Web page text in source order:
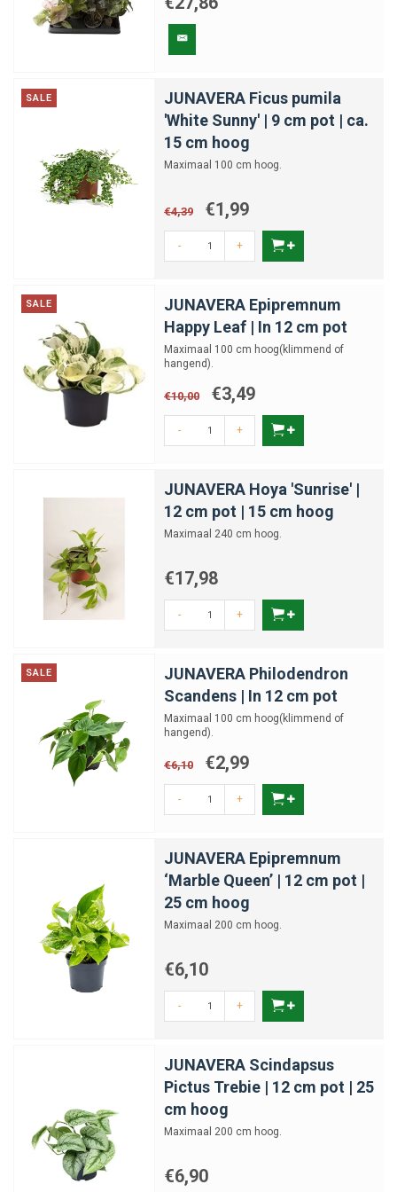
Wat is een klimplant als kamerplant?
Hebben alle klimplanten ondersteuning
Welke klimplanten zijn geschikt voor
beginners?
Hoe vaak moet ik een klimplant water geven?
Kunnen klimplanten tegen direct zonlicht?
Moet ik een klimplant snoeien?
Zijn klimplanten geschikt voor kleine
Hebben klimplanten extra voeding nodig?
SALE
JUNAVERA Ficus pumila
'White Sunny' | 9 cm pot | ca.
15 cm hoog
Maximaal 100 cm hoog.
€4,39 €1,99
- +
SALE
JUNAVERA Epipremnum
Happy Leaf | In 12 cm pot
Maximaal 100 cm hoog(klimmend of
hangend).
€10,00 €3,49
- +
JUNAVERA Hoya 'Sunrise' |
12 cm pot | 15 cm hoog
Maximaal 240 cm hoog.
€17,98
- +
SALE
JUNAVERA Philodendron
Scandens | In 12 cm pot
Maximaal 100 cm hoog(klimmend of
hangend).
€6,10 €2,99
- +
JUNAVERA Epipremnum
‘Marble Queen’ | 12 cm pot |
25 cm hoog
Maximaal 200 cm hoog.
€6,10
- +
JUNAVERA Scindapsus
Pictus Trebie | 12 cm pot | 25
cm hoog
Maximaal 200 cm hoog.
€6,90